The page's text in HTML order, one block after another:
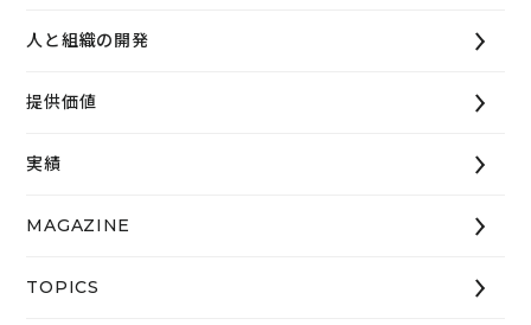
人と組織の開発
提供価値
実績
MAGAZINE
TOPICS